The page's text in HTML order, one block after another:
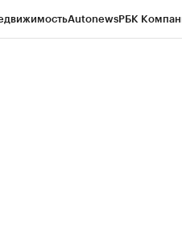
AutonewsРБК